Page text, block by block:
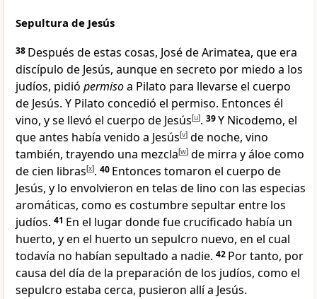
Sepultura de Jesús
38 Después de estas cosas, José de Arimatea, que era
discípulo de Jesús, aunque en secreto por miedo a los
judíos, pidió permisoa Pilato para llevarse el cuerpo
de Jesús. Y Pilato concedió el permiso. Entonces él
vino, y se llevó el cuerpo de Jesús[u]. 39Y Nicodemo, el
que antes había venido a Jesús[v] de noche, vino
también, trayendo una mezcla[w] de mirra y áloecomo
de cien libras[x]. 40 Entonces tomaron el cuerpo de
Jesús, y lo envolvieron en telas de lino con las especias
aromáticas, como es costumbre sepultarentre los
judíos. 41 En el lugar donde fue crucificado había un
huerto, y en el huerto un sepulcro nuevo, en el cual
todavía no habían sepultado a nadie. 42 Por tanto, por
causa del día de la preparación de los judíos, como el
sepulcro estaba cerca, pusieron allí a Jesús.